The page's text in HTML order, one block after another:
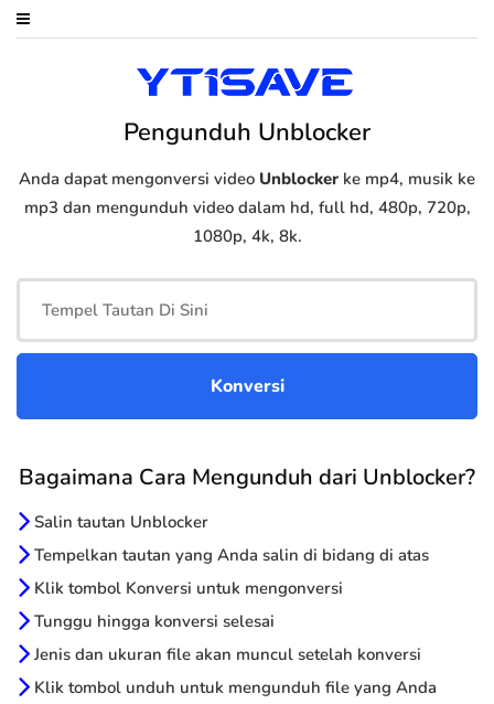
Pengunduh Unblocker
Anda dapat mengonversi video Unblocker ke mp4, musik ke
mp3 dan mengunduh video dalam hd, full hd, 480p, 720p,
1080p, 4k, 8k.
Bagaimana Cara Mengunduh dari Unblocker?
Salin tautan Unblocker
Tempelkan tautan yang Anda salin di bidang di atas
Klik tombol Konversi untuk mengonversi
Tunggu hingga konversi selesai
Jenis dan ukuran file akan muncul setelah konversi
Klik tombol unduh untuk mengunduh file yang Anda